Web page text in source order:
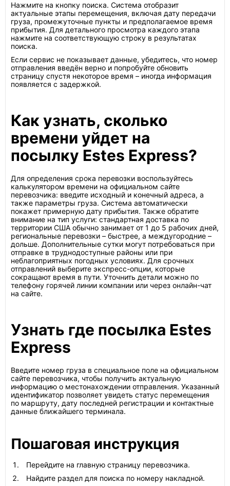
Нажмите на кнопку поиска. Система отобразит
актуальные этапы перемещения, включая дату передачи
груза, промежуточные пункты и предполагаемое время
прибытия. Для детального просмотра каждого этапа
нажмите на соответствующую строку в результатах
поиска.
Если сервис не показывает данные, убедитесь, что номер
отправления введён верно и попробуйте обновить
страницу спустя некоторое время – иногда информация
появляется с задержкой.
Как узнать, сколько
времени уйдет на
посылку Estes Express?
Для определения срока перевозки воспользуйтесь
калькулятором времени на официальном сайте
перевозчика: введите исходный и конечный адреса, а
также параметры груза. Система автоматически
покажет примерную дату прибытия. Также обратите
внимание на тип услуги: стандартная доставка по
территории США обычно занимает от 1 до 5 рабочих дней,
региональные перевозки – быстрее, а междугородние –
дольше. Дополнительные сутки могут потребоваться при
отправке в труднодоступные районы или при
неблагоприятных погодных условиях. Для срочных
отправлений выберите экспресс-опции, которые
сокращают время в пути. Уточнить детали можно по
телефону горячей линии компании или через онлайн-чат
на сайте.
Узнать где посылка Estes
Express
Введите номер груза в специальное поле на официальном
сайте перевозчика, чтобы получить актуальную
информацию о местонахождении отправления. Указанный
идентификатор позволяет увидеть статус перемещения
по маршруту, дату последней регистрации и контактные
данные ближайшего терминала.
Пошаговая инструкция
Перейдите на главную страницу перевозчика.
Найдите раздел для поиска по номеру накладной.